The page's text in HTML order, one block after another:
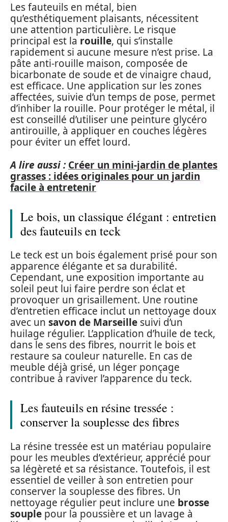
Les fauteuils en métal, bien
qu’esthétiquement plaisants, nécessitent
une attention particulière. Le risque
principal est la rouille, qui s’installe
rapidement si aucune mesure n’est prise. La
pâte anti-rouille maison, composée de
bicarbonate de soude et de vinaigre chaud,
est efficace. Une application sur les zones
affectées, suivie d’un temps de pose, permet
d’inhiber la rouille. Pour protéger le métal, il
est conseillé d’utiliser une peinture glycéro
antirouille, à appliquer en couches légères
pour éviter un effet lourd.
A lire aussi : Créer un mini-jardin de plantes
grasses : idées originales pour un jardin
facile à entretenir
Le bois, un classique élégant : entretien
des fauteuils en teck
Le teck est un bois également prisé pour son
apparence élégante et sa durabilité.
Cependant, une exposition importante au
soleil peut lui faire perdre son éclat et
provoquer un grisaillement. Une routine
d’entretien efficace inclut un nettoyage doux
avec un savon de Marseille suivi d’un
huilage régulier. L’application d’huile de teck,
dans le sens des fibres, nourrit le bois et
restaure sa couleur naturelle. En cas de
meuble déjà grisé, un léger ponçage
contribue à raviver l’apparence du teck.
Les fauteuils en résine tressée :
conserver la souplesse des fibres
La résine tressée est un matériau populaire
pour les meubles d’extérieur, apprécié pour
sa légèreté et sa résistance. Toutefois, il est
essentiel de veiller à son entretien pour
conserver la souplesse des fibres. Un
nettoyage régulier peut inclure une brosse
souple pour la poussière et un lavage à